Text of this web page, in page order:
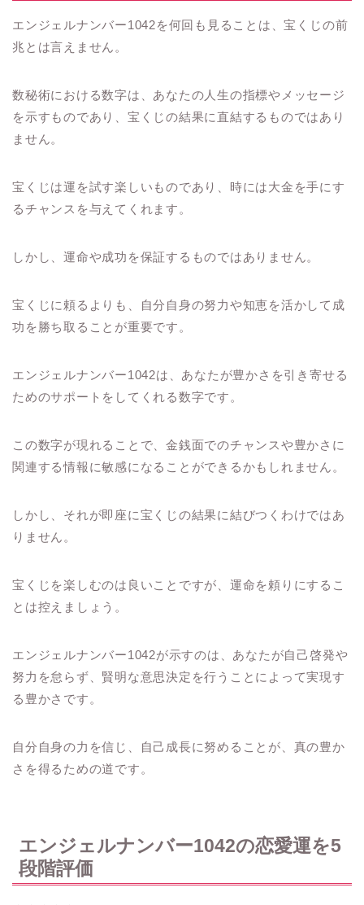
エンジェルナンバー1042を何回も見ることは、宝くじの前
兆とは言えません。
数秘術における数字は、あなたの人生の指標やメッセージ
を示すものであり、宝くじの結果に直結するものではあり
ません。
宝くじは運を試す楽しいものであり、時には大金を手にす
るチャンスを与えてくれます。
しかし、運命や成功を保証するものではありません。
宝くじに頼るよりも、自分自身の努力や知恵を活かして成
功を勝ち取ることが重要です。
エンジェルナンバー1042は、あなたが豊かさを引き寄せる
ためのサポートをしてくれる数字です。
この数字が現れることで、金銭面でのチャンスや豊かさに
関連する情報に敏感になることができるかもしれません。
しかし、それが即座に宝くじの結果に結びつくわけではあ
りません。
宝くじを楽しむのは良いことですが、運命を頼りにするこ
とは控えましょう。
エンジェルナンバー1042が示すのは、あなたが自己啓発や
努力を怠らず、賢明な意思決定を行うことによって実現す
る豊かさです。
自分自身の力を信じ、自己成長に努めることが、真の豊か
さを得るための道です。
エンジェルナンバー1042の恋愛運を5
段階評価